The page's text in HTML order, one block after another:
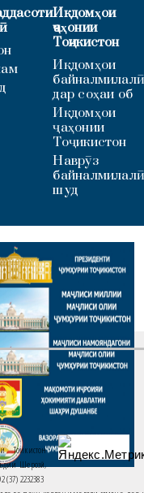
Иқдомҳои
ҷаҳонии
Тоҷикистон
Иқдомҳои
дар соҳаи об
Иқдомҳои
ҷаҳонии
Тоҷикистон
Наврӯз
байналмилалӣ
шуд
Шерозӣ,
(37) 2232383